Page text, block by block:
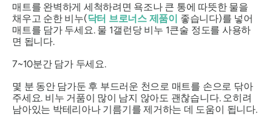
매트를 완벽하게 세척하려면 욕조나 큰 통에 따뜻한 물을
채우고 순한 비누(닥터 브로너스 제품이 좋습니다)를 넣어
매트를 담가 두세요. 물 1갤런당 비누 1큰술 정도를 사용하
면 됩니다.
7~10분간 담가 두세요.
몇 분 동안 담가둔 후 부드러운 천으로 매트를 손으로 닦아
주세요. 비누 거품이 많이 남지 않아도 괜찮습니다. 오히려
남아있는 박테리아나 기름기를 제거하는 데 도움이 됩니다.